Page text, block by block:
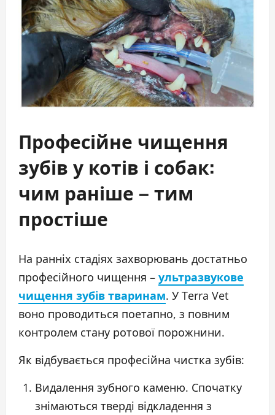
Професійне чищення
зубів у котів і собак:
чим раніше – тим
простіше
На ранніх стадіях захворювань достатньо
професійного чищення – ультразвукове
чищення зубів тваринам. У Terra Vet
воно проводиться поетапно, з повним
контролем стану ротової порожнини.
Як відбувається професійна чистка зубів:
Видалення зубного каменю. Спочатку
знімаються тверді відкладення з